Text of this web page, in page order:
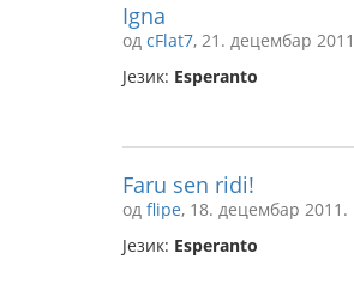
Igna
од cFlat7, 21. децембар
Језик: Esperanto
Faru sen ridi!
од flipe, 18. децембар 2011.
Језик: Esperanto